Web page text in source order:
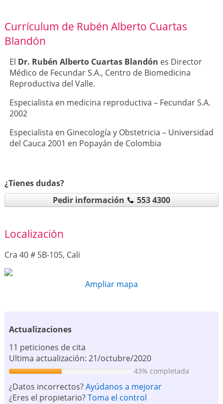
Currículum de Rubén Alberto Cuartas
Blandón
El Dr. Rubén Alberto Cuartas Blandón es Director
Médico de Fecundar S.A., Centro de Biomedicina
Reproductiva del Valle.
​Especialista en medicina reproductiva – Fecundar S.A.
2002
Especialista en Ginecología y Obstetricia – Universidad
del Cauca 2001 en Popayán de Colombia
¿Tienes dudas?
Pedir información
553 4300
Localización
Cra 40 # 5B-105, Cali
Ampliar mapa
Actualizaciones
11 peticiones de cita
Ultima actualización: 21/octubre/2020
43% completada
¿Datos incorrectos?Ayúdanos a mejorar
¿Eres el propietario?Toma el control